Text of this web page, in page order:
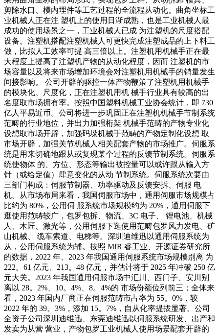
剪除水口、模内埋件等工艺过程的全流程从动化。曲角坐标工
业机械人正在注 塑机上的使用日渐成熟，也是工业机械人最
成功的使用场景之一，工业机械人已成 为注塑机的尺度搭配
设备。注塑机搭配注塑机械人可更快完成注塑成品的上下料工
做，比拟人工效率可提 高三倍以上。注塑机用机械手正在最
大程度上提高了注塑机产物的从动化程度，因而 注塑机的市
场容量以及将来市场增加环境会对注塑机用机械手的销量发生
间接影响。 公司开辟的驱控一体产物鞭策了注塑机用机械手
的模块化、尺度化，正在注塑机用机 械手行业具有较高的出
名度取市场拥有率。按照中国塑料机械工业协会统计，即 730
亿人平易近币。公司将进一步巩固正在注塑机机械手节制系统
范畴的行业地位，并出力加强桁架 机械手范畴的产物专业化
设想取市场开辟，加强码垛机械手范畴的产物定制化设想 取
市场开辟，加强关节机械人相关配套产物的市场推广。伺服系
统是用来切确地跟从或复现某个过程的反馈节制系统。伺服系
统使物体 的、方位、形态等输出被控量可以或许跟从输入方
针（或给定值）肆意变化的从动 节制系统。伺服系统次要由
三部门构成：伺服节制器、功率驱动及反馈安拆、伺服 电
机。从市场布局来看，我国伺服市场中，通用伺服市场规模占
比约为 80%，公用伺 服系统市场规模约为 20%，通用伺服下
逛使用范畴较广，包罗包拆、物流、3C 电子、 锂电池、机械
人、木匠、激光等，公用伺服下逛使用范畴包罗风力发电、矿
山机械、 缆车索道、电梯等。深圳迪维迅以通用伺服系统为
从，公用伺服系统为辅。按照 MIR 睿工业、开源证券研究所
的数据，2022 年、2023 年我国通用伺服系统市场规模别离 为
222。61 亿元、213。48 亿元，并估计将于 2025 年冲破 250 亿
元大关。2023 年我国通用伺服市场中汇川、西门子、安川别
离以 28。2%、10。4%、8。4%的 市场份额位列前三；全体来
看，2023 年国内厂商正在伺服范畴市占率为 55。0%，较
2022 年的 39。3%，添加 15。7%，自从化率提拔显著。公司
全资子公司深圳迪维迅、东莞迪维迅以伺服系统研发、出产和
发卖为从营 营业，产物包罗工业机械人使用场景配套开辟的